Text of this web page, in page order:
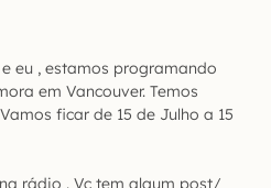
eu , estamos programando
em Vancouver. Temos
ficar de 15 de Julho a 15
rádio . Vc tem algum post/